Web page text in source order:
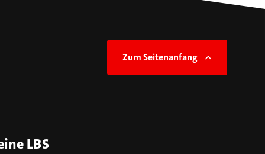
Zum Seitenanfang
LBS